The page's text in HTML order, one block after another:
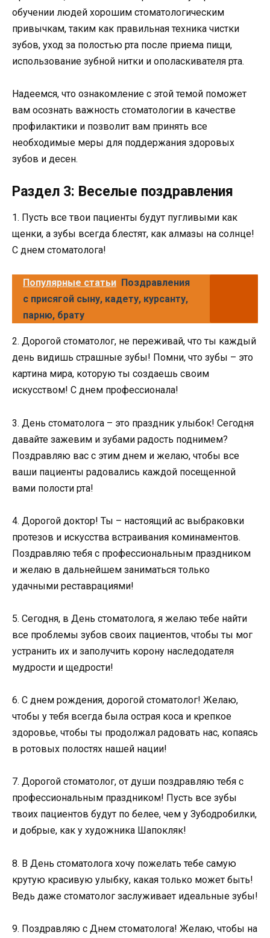
обучении людей хорошим стоматологическим
привычкам, таким как правильная техника чистки
зубов, уход за полостью рта после приема пищи,
использование зубной нитки и ополаскивателя рта.
Надеемся, что ознакомление с этой темой поможет
вам осознать важность стоматологии в качестве
профилактики и позволит вам принять все
необходимые меры для поддержания здоровых
зубов и десен.
Раздел 3: Веселые поздравления
1. Пусть все твои пациенты будут пугливыми как
щенки, а зубы всегда блестят, как алмазы на солнце!
С днем стоматолога!
Популярные статьи Поздравления
с присягой сыну, кадету, курсанту,
парню, брату
2. Дорогой стоматолог, не переживай, что ты каждый
день видишь страшные зубы! Помни, что зубы – это
картина мира, которую ты создаешь своим
искусством! С днем профессионала!
3. День стоматолога – это праздник улыбок! Сегодня
давайте зажевим и зубами радость поднимем?
Поздравляю вас с этим днем и желаю, чтобы все
ваши пациенты радовались каждой посещенной
вами полости рта!
4. Дорогой доктор! Ты – настоящий ас выбраковки
протезов и искусства встраивания коминаментов.
Поздравляю тебя с профессиональным праздником
и желаю в дальнейшем заниматься только
удачными реставрациями!
5. Сегодня, в День стоматолога, я желаю тебе найти
все проблемы зубов своих пациентов, чтобы ты мог
устранить их и заполучить корону наследодателя
мудрости и щедрости!
6. С днем рождения, дорогой стоматолог! Желаю,
чтобы у тебя всегда была острая коса и крепкое
здоровье, чтобы ты продолжал радовать нас, копаясь
в ротовых полостях нашей нации!
7. Дорогой стоматолог, от души поздравляю тебя с
профессиональным праздником! Пусть все зубы
твоих пациентов будут по белее, чем у Зубодробилки,
и добрые, как у художника Шапокляк!
8. В День стоматолога хочу пожелать тебе самую
крутую красивую улыбку, какая только может быть!
Ведь даже стоматолог заслуживает идеальные зубы!
9. Поздравляю с Днем стоматолога! Желаю, чтобы на